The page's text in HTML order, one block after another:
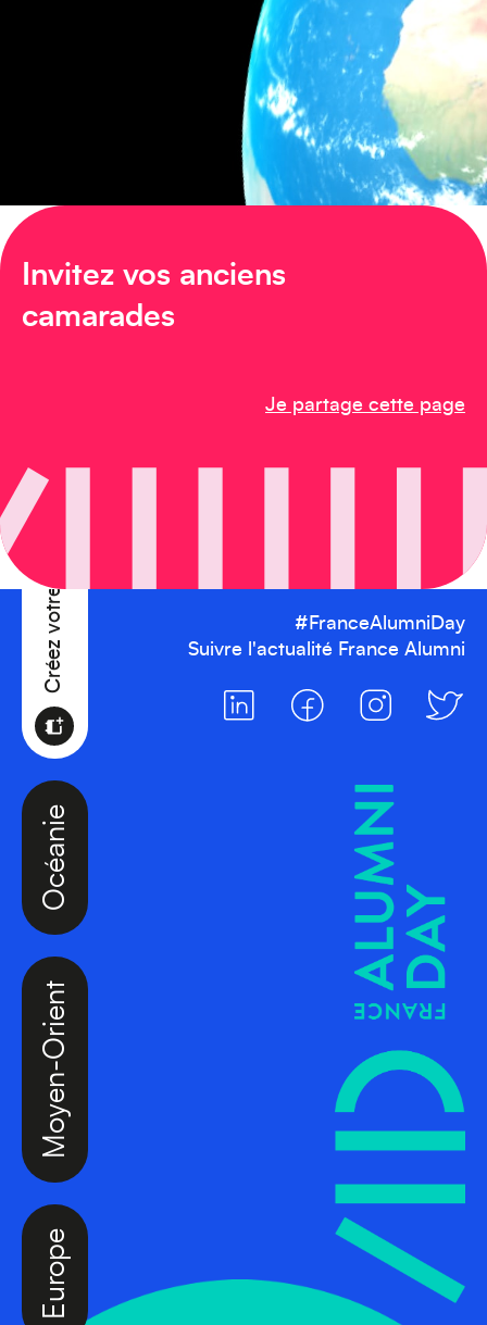
Invitez vos anciens
camarades
Je partage cette page
Europe
Moyen-Orient
Océanie
Créez votre événement
Afrique
#FranceAlumniDay
Suivre l'actualité France Alumni